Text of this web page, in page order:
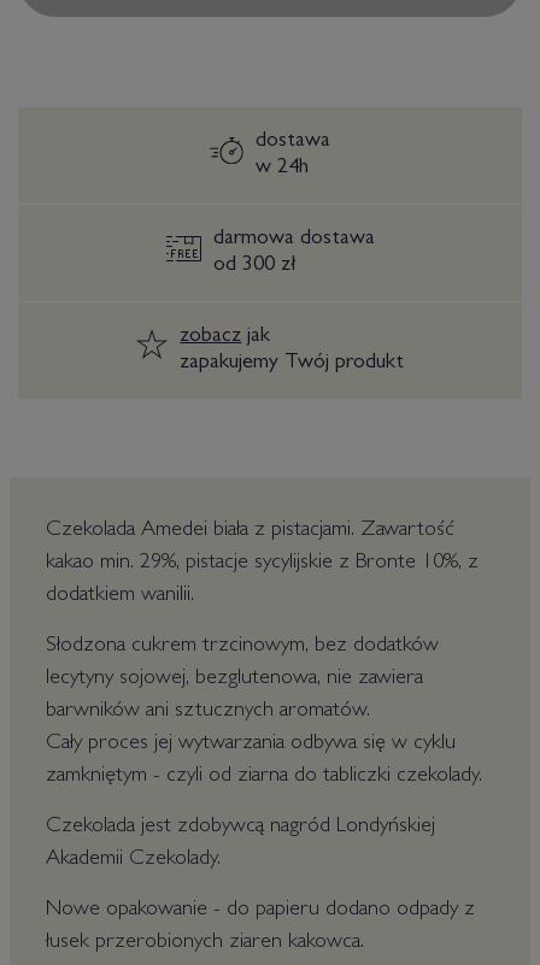
dostawa
w 24h
darmowa dostawa
od 300 zł
zobaczjak
zapakujemy Twój produkt
Czekolada Amedei biała z pistacjami. Zawartość
kakao min. 29%, pistacje sycylijskie z Bronte 10%, z
dodatkiem wanilii.
Słodzona cukrem trzcinowym, bez dodatków
lecytyny sojowej, bezglutenowa, nie zawiera
barwników ani sztucznych aromatów.
Cały proces jej wytwarzania odbywa się w cyklu
zamkniętym - czyli od ziarna do tabliczki czekolady.
Czekolada jest zdobywcą nagród Londyńskiej
Akademii Czekolady.
Nowe opakowanie - do papieru dodano odpady z
łusek przerobionych ziaren kakowca.